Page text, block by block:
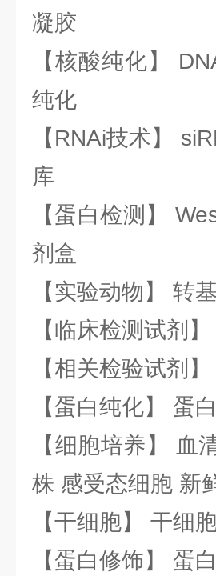
凝胶
【核酸纯化】
纯化
【RNAi技术】
库
【蛋白检测】
剂盒
【实验动物】 转
【临床检测试剂
【相关检验试剂
【蛋白纯化】 蛋
【细胞培养】 血
株 感受态细胞 新
【干细胞】 干细
【蛋白修饰】 蛋